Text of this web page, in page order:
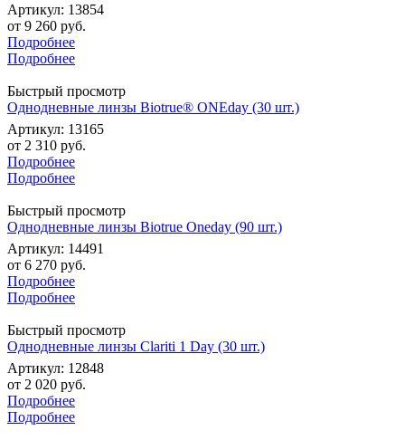
Артикул: 13854
от 9 260 руб.
Подробнее
Подробнее
Быстрый просмотр
Однодневные линзы Biotrue® ONEday (30 шт.)
Артикул: 13165
от 2 310 руб.
Подробнее
Подробнее
Быстрый просмотр
Однодневные линзы Biotrue Oneday (90 шт.)
Артикул: 14491
от 6 270 руб.
Подробнее
Подробнее
Быстрый просмотр
Однодневные линзы Clariti 1 Day (30 шт.)
Артикул: 12848
от 2 020 руб.
Подробнее
Подробнее